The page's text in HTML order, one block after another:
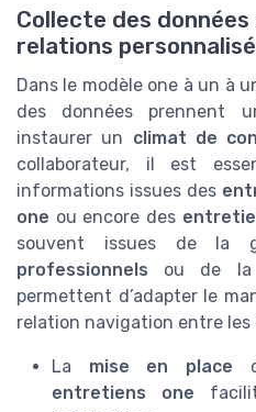
Collecte des données
relations
Dans le modèle one à un à
des données prennent
instaurer un climat de
collaborateur, il est
informations issues des
one ou encore des
souvent issues de la
professionnels ou de la
permettent d’adapter le
relation navigation entre
La mise en place
entretiens one